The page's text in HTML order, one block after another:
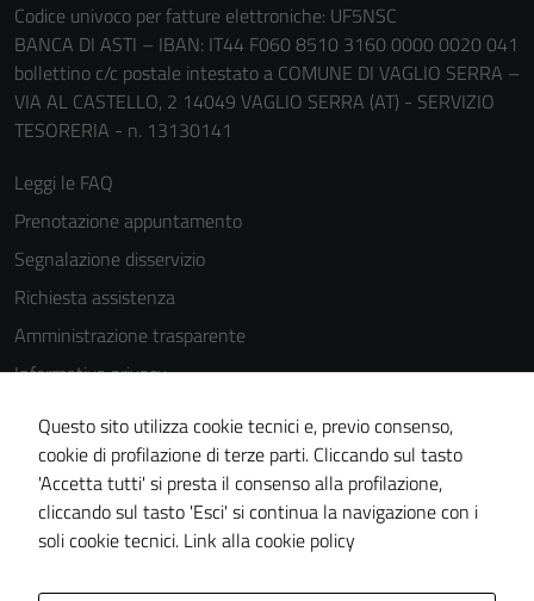
Codice univoco per fatture elettroniche: UF5NSC
BANCA DI ASTI – IBAN: IT44 F060 8510 3160 0000 0020 041
bollettino c/c postale intestato a COMUNE DI VAGLIO SERRA –
VIA AL CASTELLO, 2 14049 VAGLIO SERRA (AT) - SERVIZIO
TESORERIA - n. 13130141
Leggi le FAQ
Prenotazione appuntamento
Segnalazione disservizio
Richiesta assistenza
Amministrazione trasparente
Informativa privacy
Cookie Policy
Note legali
Dichiarazione di accessibilità
Piano di miglioramento del sito
Questo sito utilizza cookie tecnici e, previo consenso,
cookie di profilazione di terze parti. Cliccando sul tasto
'Accetta tutti' si presta il consenso alla profilazione,
cliccando sul tasto 'Esci' si continua la navigazione con i
soli cookie tecnici. Link alla cookie policy